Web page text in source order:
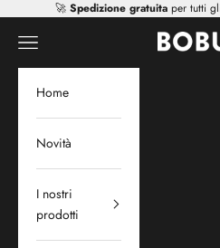
Vai al contenuto
🚀 Spedizione gratuitaper tutti
Mr Tiggle -
Apri il menu di navigazione
Home
Novità
I nostri
prodotti